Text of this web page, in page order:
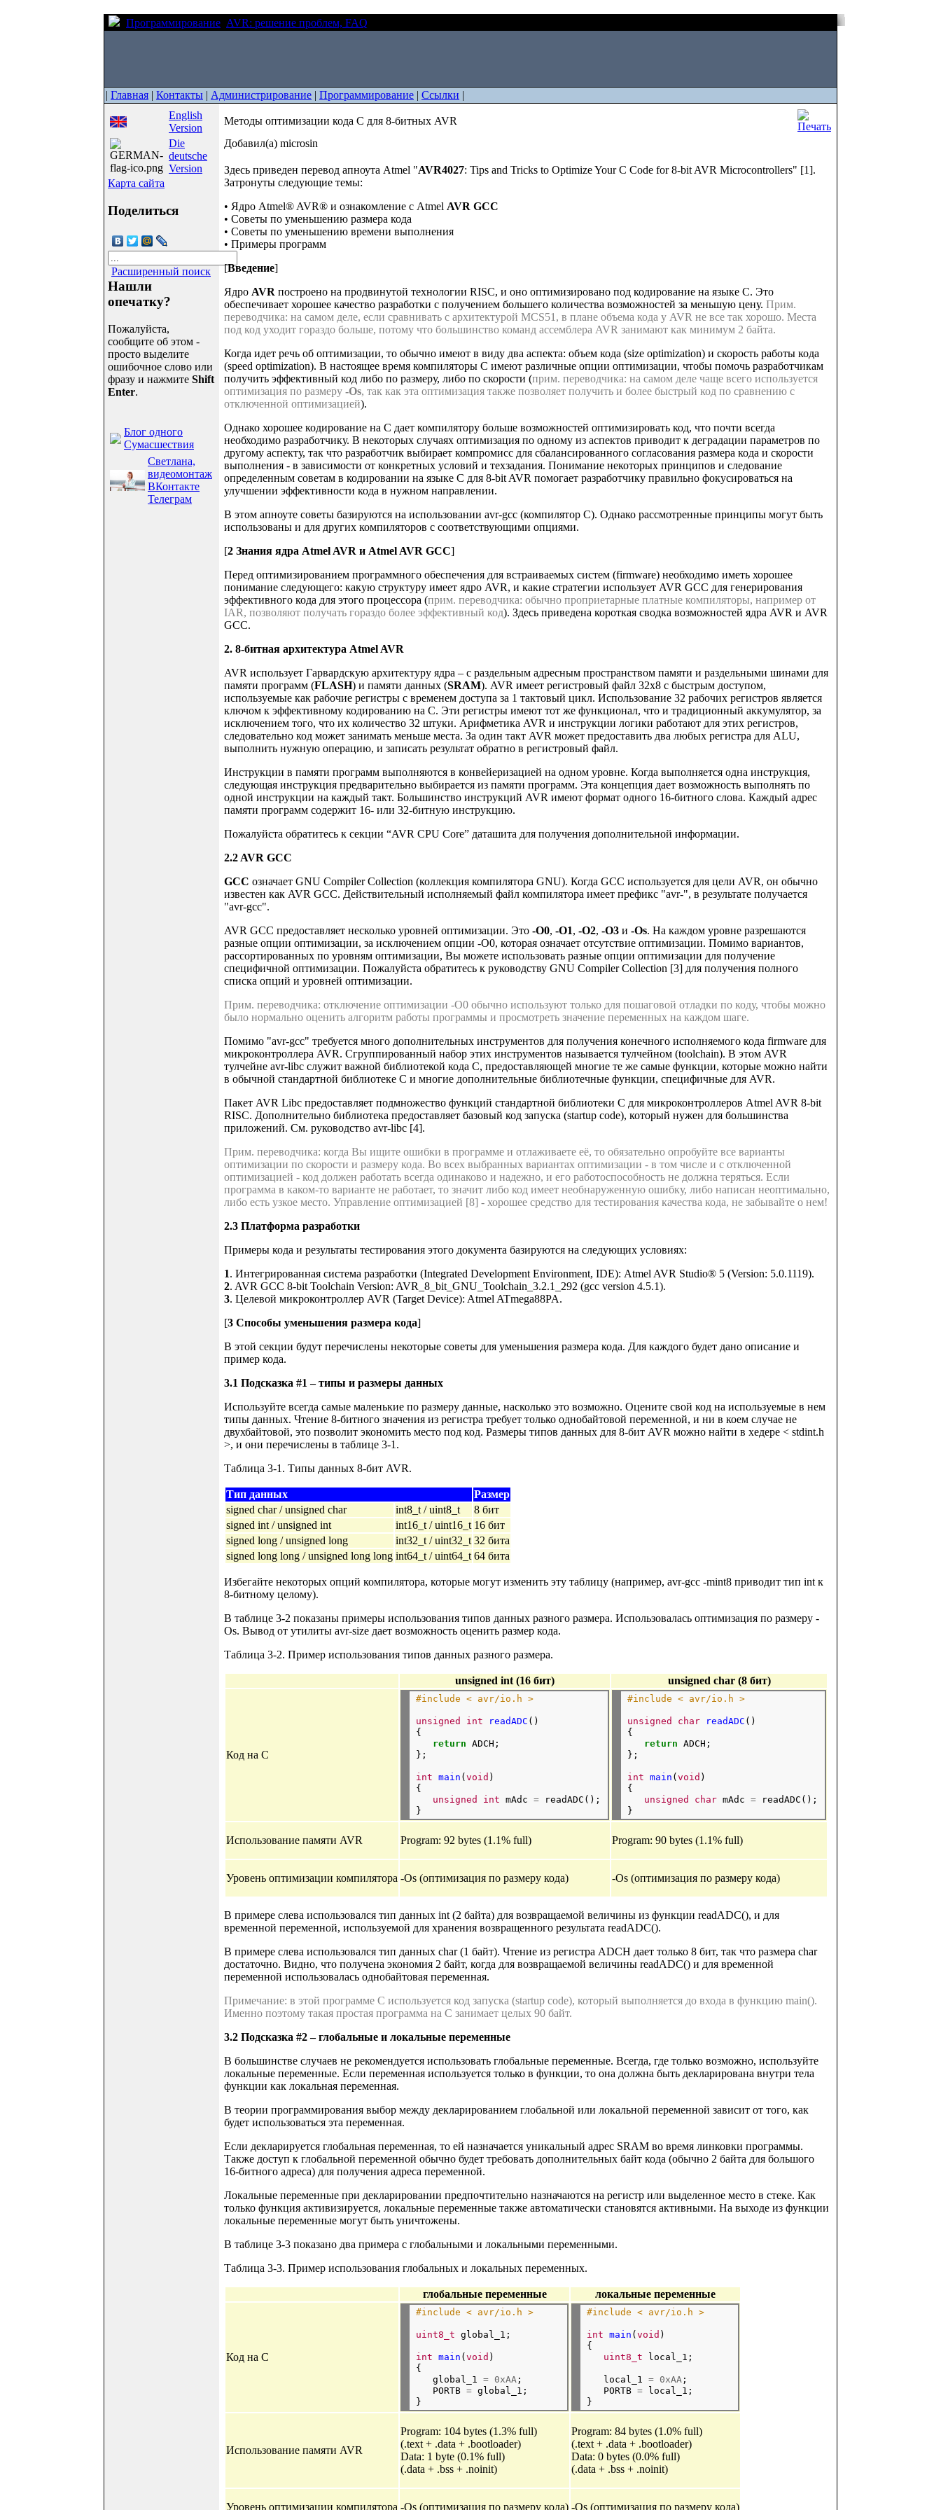
Программирование AVR: решение проблем, FAQ
| Главная | Контакты | Администрирование | Программирование | Ссылки |
English
Version
Die
deutsche
Version
Карта сайта
Поделиться
Расширенный поиск
Нашли
опечатку?
Пожалуйста,
сообщите об этом -
просто выделите
ошибочное слово или
фразу и нажмите Shift
Enter.
Блог одного
Сумасшествия
Светлана,
видеомонтаж
ВКонтакте
Телеграм
Методы оптимизации кода C для 8-битных AVR
Добавил(а) microsin
Здесь приведен перевод апноута Atmel "AVR4027: Tips and Tricks to Optimize Your C Code for 8-bit AVR Microcontrollers" [1].
Затронуты следующие темы:
• Ядро Atmel® AVR® и ознакомление с Atmel AVR GCC
• Советы по уменьшению размера кода
• Советы по уменьшению времени выполнения
• Примеры программ
[Введение]
Ядро AVR построено на продвинутой технологии RISC, и оно оптимизировано под кодирование на языке C. Это
обеспечивает хорошее качество разработки с получением большего количества возможностей за меньшую цену. Прим.
переводчика: на самом деле, если сравнивать с архитектурой MCS51, в плане объема кода у AVR не все так хорошо. Места
под код уходит гораздо больше, потому что большинство команд ассемблера AVR занимают как минимум 2 байта.
Когда идет речь об оптимизации, то обычно имеют в виду два аспекта: объем кода (size optimization) и скорость работы кода
(speed optimization). В настоящее время компиляторы C имеют различные опции оптимизации, чтобы помочь разработчикам
получить эффективный код либо по размеру, либо по скорости (прим. переводчика: на самом деле чаще всего используется
оптимизация по размеру -Os, так как эта оптимизация также позволяет получить и более быстрый код по сравнению с
отключенной оптимизацией).
Однако хорошее кодирование на C дает компилятору больше возможностей оптимизировать код, что почти всегда
необходимо разработчику. В некоторых случаях оптимизация по одному из аспектов приводит к деградации параметров по
другому аспекту, так что разработчик выбирает компромисс для сбалансированного согласования размера кода и скорости
выполнения - в зависимости от конкретных условий и техзадания. Понимание некоторых принципов и следование
определенным советам в кодировании на языке C для 8-bit AVR помогает разработчику правильно фокусироваться на
улучшении эффективности кода в нужном направлении.
В этом апноуте советы базируются на использовании avr-gcc (компилятор C). Однако рассмотренные принципы могут быть
использованы и для других компиляторов с соответствующими опциями.
[2 Знания ядра Atmel AVR и Atmel AVR GCC]
Перед оптимизированием программного обеспечения для встраиваемых систем (firmware) необходимо иметь хорошее
понимание следующего: какую структуру имеет ядро AVR, и какие стратегии использует AVR GCC для генерирования
эффективного кода для этого процессора (прим. переводчика: обычно проприетарные платные компиляторы, например от
IAR, позволяют получать гораздо более эффективный код). Здесь приведена короткая сводка возможностей ядра AVR и AVR
GCC.
2. 8-битная архитектура Atmel AVR
AVR использует Гарвардскую архитектуру ядра – с раздельным адресным пространством памяти и раздельными шинами для
памяти программ (FLASH) и памяти данных (SRAM). AVR имеет регистровый файл 32x8 с быстрым доступом,
используемые как рабочие регистры с временем доступа за 1 тактовый цикл. Использование 32 рабочих регистров является
ключом к эффективному кодированию на C. Эти регистры имеют тот же функционал, что и традиционный аккумулятор, за
исключением того, что их количество 32 штуки. Арифметика AVR и инструкции логики работают для этих регистров,
следовательно код может занимать меньше места. За один такт AVR может предоставить два любых регистра для ALU,
выполнить нужную операцию, и записать результат обратно в регистровый файл.
Инструкции в памяти программ выполняются в конвейеризацией на одном уровне. Когда выполняется одна инструкция,
следующая инструкция предварительно выбирается из памяти программ. Эта концепция дает возможность выполнять по
одной инструкции на каждый такт. Большинство инструкций AVR имеют формат одного 16-битного слова. Каждый адрес
памяти программ содержит 16- или 32-битную инструкцию.
Пожалуйста обратитесь к секции “AVR CPU Core” даташита для получения дополнительной информации.
2.2 AVR GCC
GCC означает GNU Compiler Collection (коллекция компилятора GNU). Когда GCC используется для цели AVR, он обычно
известен как AVR GCC. Действительный исполняемый файл компилятора имеет префикс "avr-", в результате получается
"avr-gcc".
AVR GCC предоставляет несколько уровней оптимизации. Это -O0, -O1, -O2, -O3 и -Os. На каждом уровне разрешаются
разные опции оптимизации, за исключением опции -O0, которая означает отсутствие оптимизации. Помимо вариантов,
рассортированных по уровням оптимизации, Вы можете использовать разные опции оптимизации для получение
специфичной оптимизации. Пожалуйста обратитесь к руководству GNU Compiler Collection [3] для получения полного
списка опций и уровней оптимизации.
Прим. переводчика: отключение оптимизации -O0 обычно используют только для пошаговой отладки по коду, чтобы можно
было нормально оценить алгоритм работы программы и просмотреть значение переменных на каждом шаге.
Помимо "avr-gcc" требуется много дополнительных инструментов для получения конечного исполняемого кода firmware для
микроконтроллера AVR. Сгруппированный набор этих инструментов называется тулчейном (toolchain). В этом AVR
тулчейне avr-libc служит важной библиотекой кода C, предоставляющей многие те же самые функции, которые можно найти
в обычной стандартной библиотеке C и многие дополнительные библиотечные функции, специфичные для AVR.
Пакет AVR Libc предоставляет подмножество функций стандартной библиотеки C для микроконтроллеров Atmel AVR 8-bit
RISC. Дополнительно библиотека предоставляет базовый код запуска (startup code), который нужен для большинства
приложений. См. руководство avr-libc [4].
Прим. переводчика: когда Вы ищите ошибки в программе и отлаживаете её, то обязательно опробуйте все варианты
оптимизации по скорости и размеру кода. Во всех выбранных вариантах оптимизации - в том числе и с отключенной
оптимизацией - код должен работать всегда одинаково и надежно, и его работоспособность не должна теряться. Если
программа в каком-то варианте не работает, то значит либо код имеет необнаруженную ошибку, либо написан неоптимально,
либо есть узкое место. Управление оптимизацией [8] - хорошее средство для тестирования качества кода, не забывайте о нем!
2.3 Платформа разработки
Примеры кода и результаты тестирования этого документа базируются на следующих условиях:
1. Интегрированная система разработки (Integrated Development Environment, IDE): Atmel AVR Studio® 5 (Version: 5.0.1119).
2. AVR GCC 8-bit Toolchain Version: AVR_8_bit_GNU_Toolchain_3.2.1_292 (gcc version 4.5.1).
3. Целевой микроконтроллер AVR (Target Device): Atmel ATmega88PA.
[3 Способы уменьшения размера кода]
В этой секции будут перечислены некоторые советы для уменьшения размера кода. Для каждого будет дано описание и
пример кода.
3.1 Подсказка #1 – типы и размеры данных
Используйте всегда самые маленькие по размеру данные, насколько это возможно. Оцените свой код на используемые в нем
типы данных. Чтение 8-битного значения из регистра требует только однобайтовой переменной, и ни в коем случае не
двухбайтовой, это позволит экономить место под код. Размеры типов данных для 8-бит AVR можно найти в хедере < stdint.h
>, и они перечислены в таблице 3-1.
Таблица 3-1. Типы данных 8-бит AVR.
Тип данных
Размер
signed char / unsigned char
int8_t / uint8_t
8 бит
signed int / unsigned int
int16_t / uint16_t 16 бит
signed long / unsigned long
int32_t / uint32_t 32 бита
signed long long / unsigned long long int64_t / uint64_t 64 бита
Избегайте некоторых опций компилятора, которые могут изменить эту таблицу (например, avr-gcc -mint8 приводит тип int к
8-битному целому).
В таблице 3-2 показаны примеры использования типов данных разного размера. Использовалась оптимизация по размеру -
Os. Вывод от утилиты avr-size дает возможность оценить размер кода.
Таблица 3-2. Пример использования типов данных разного размера.
unsigned int (16 бит) unsigned char (8 бит)
Код на C
#include < avr/io.h >
unsigned int readADC ()
{
return ADCH;
};
int main (void )
{
unsigned
int mAdc = readADC();
#include < avr/io.h >
unsigned char readADC ()
{
return ADCH;
};
int main (void )
{
unsigned
char mAdc = readADC();
Использование памяти AVR Program: 92 bytes (1.1% full) Program: 90 bytes (1.1% full)
Уровень оптимизации компилятора -Os (оптимизация по размеру кода) -Os (оптимизация по размеру кода)
В примере слева использовался тип данных int (2 байта) для возвращаемой величины из функции readADC(), и для
временной переменной, используемой для хранения возвращенного результата readADC().
В примере слева использовался тип данных char (1 байт). Чтение из регистра ADCH дает только 8 бит, так что размера char
достаточно. Видно, что получена экономия 2 байт, когда для возвращаемой величины readADC() и для временной
переменной использовалась однобайтовая переменная.
Примечание: в этой программе C используется код запуска (startup code), который выполняется до входа в функцию main().
Именно поэтому такая простая программа на C занимает целых 90 байт.
3.2 Подсказка #2 – глобальные и локальные переменные
В большинстве случаев не рекомендуется использовать глобальные переменные. Всегда, где только возможно, используйте
локальные переменные. Если переменная используется только в функции, то она должна быть декларирована внутри тела
функции как локальная переменная.
В теории программирования выбор между декларированием глобальной или локальной переменной зависит от того, как
будет использоваться эта переменная.
Если декларируется глобальная переменная, то ей назначается уникальный адрес SRAM во время линковки программы.
Также доступ к глобальной переменной обычно будет требовать дополнительных байт кода (обычно 2 байта для большого
16-битного адреса) для получения адреса переменной.
Локальные переменные при декларировании предпочтительно назначаются на регистр или выделенное место в стеке. Как
только функция активизируется, локальные переменные также автоматически становятся активными. На выходе из функции
локальные переменные могут быть уничтожены.
В таблице 3-3 показано два примера с глобальными и локальными переменными.
Таблица 3-3. Пример использования глобальных и локальных переменных.
глобальные переменные локальные переменные
Код на C
#include < avr/io.h >
uint8_t global_1;
int main (void )
{
   global_1
= 0xAA ;
   PORTB
= global_1;
#include < avr/io.h >
int main (void )
{
uint8_t local_1;
   local_1
= 0xAA ;
   PORTB
= local_1;
Использование памяти AVR
Program: 104 bytes (1.3% full)
(.text + .data + .bootloader)
Data: 1 byte (0.1% full)
(.data + .bss + .noinit)
Program: 84 bytes (1.0% full)
(.text + .data + .bootloader)
Data: 0 bytes (0.0% full)
(.data + .bss + .noinit)
Уровень оптимизации компилятора -Os (оптимизация по размеру кода) -Os (оптимизация по размеру кода)